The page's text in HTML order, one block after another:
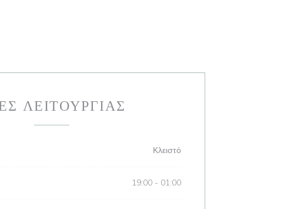
ΛΕΙΤΟΥΡΓΊΑΣ
Κλειστό
19:00 - 01:00